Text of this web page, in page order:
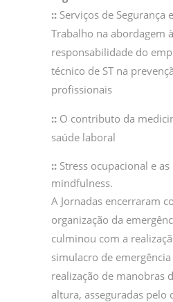
:: Serviços de Segurança
Trabalho na abordagem
responsabilidade do
técnico de ST na
profissionais
:: O contributo da
saúde laboral
:: Stress ocupacional e
mindfulness.
A Jornadas encerraram
organização da
culminou com a
simulacro de
realização de manobras
altura, asseguradas pelo